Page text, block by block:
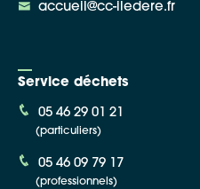
accueil@cc-iledere.fr
Service déchets
05 46 29 01 21
(particuliers)
05 46 09 79 17
(professionnels)